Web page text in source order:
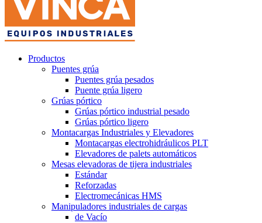
Productos
Puentes grúa
Puentes grúa pesados
Puente grúa ligero
Grúas pórtico
Grúas pórtico industrial pesado
Grúas pórtico ligero
Montacargas Industriales y Elevadores
Montacargas electrohidráulicos PLT
Elevadores de palets automáticos
Mesas elevadoras de tijera industriales
Estándar
Reforzadas
Electromecánicas HMS
Manipuladores industriales de cargas
de Vacío